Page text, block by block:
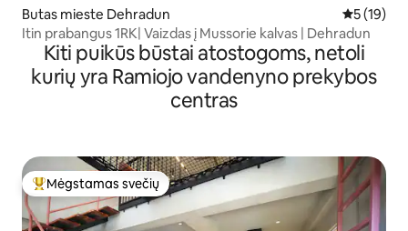
Butas mieste Dehradun Vidutinis
5 (19)
Itin prabangus 1RK| Vaizdas į Mussorie kalvas | Dehradun
Kiti puikūs būstai atostogoms, netoli
kurių yra Ramiojo vandenyno prekybos
centras
Svečių mėgstamiausias
Mėgstamas svečių